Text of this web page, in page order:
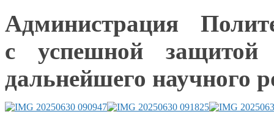
Администрация
с успешной
дальнейшего научного